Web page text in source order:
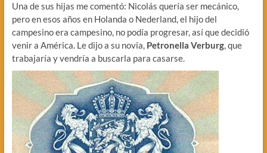
Una de sus hijas me comentó: Nicolás quería ser mecánico,
pero en esos años en Holanda o Nederland, el hijo del
campesino era campesino, no podía progresar, así que decidió
venir a América. Le dijo a su novia, Petronella Verburg, que
trabajaría y vendría a buscarla para casarse.